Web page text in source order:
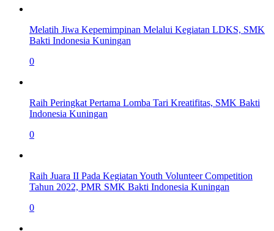
Melatih Jiwa Kepemimpinan Melalui Kegiatan LDKS, SMK
Bakti Indonesia Kuningan
0
Raih Peringkat Pertama Lomba Tari Kreatifitas, SMK Bakti
Indonesia Kuningan
0
Raih Juara II Pada Kegiatan Youth Volunteer Competition
Tahun 2022, PMR SMK Bakti Indonesia Kuningan
0